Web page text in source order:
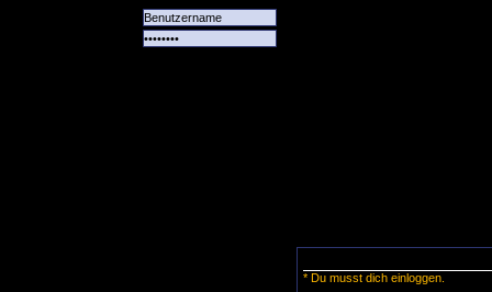
* Du musst dich einloggen.